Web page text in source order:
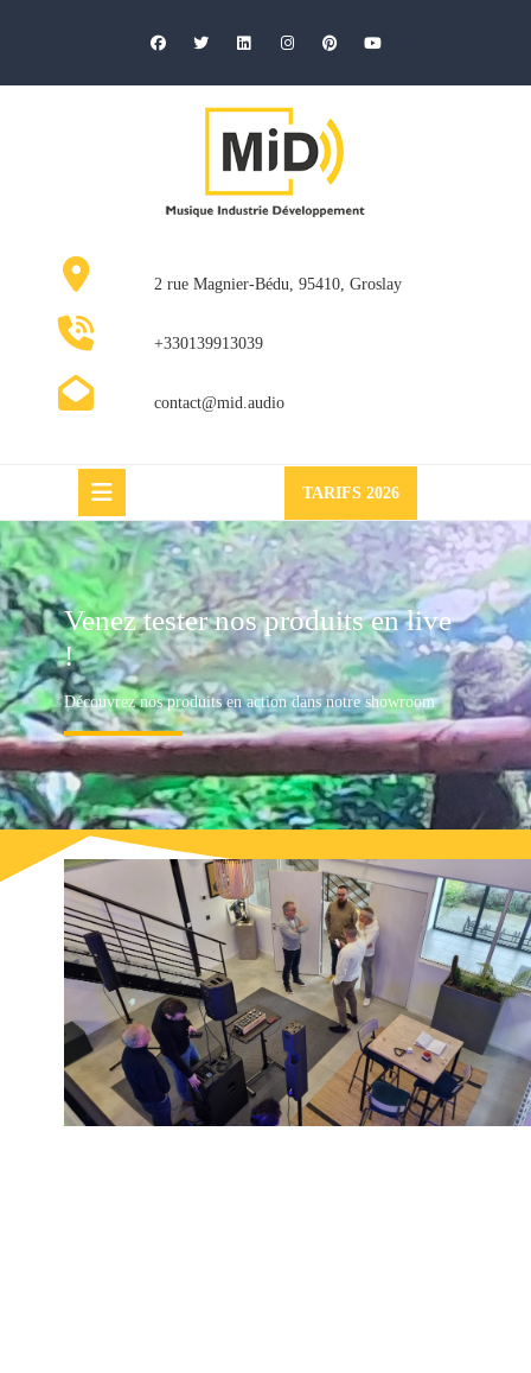
2 rue Magnier-Bédu, 95410, Groslay
+330139913039
contact@mid.audio
Open
Button
TARIFS 2026Request
a
quote
Venez tester nos produits en live
!
Découvrez nos produits en action dans notre showroom